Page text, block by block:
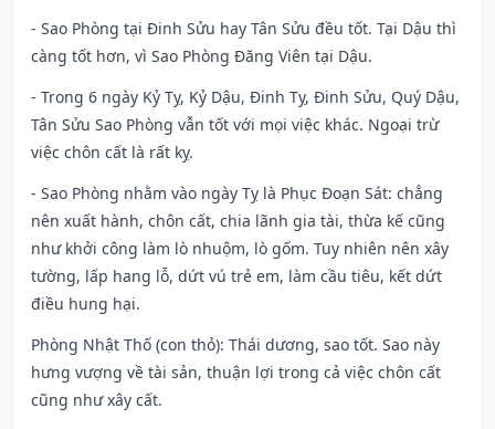
- Sao Phòng tại Đinh Sửu hay Tân Sửu đều tốt. Tại Dậu thì
càng tốt hơn, vì Sao Phòng Đăng Viên tại Dậu.
- Trong 6 ngày Kỷ Tỵ, Kỷ Dậu, Đinh Tỵ, Đinh Sửu, Quý Dậu,
Tân Sửu Sao Phòng vẫn tốt với mọi việc khác. Ngoại trừ
việc chôn cất là rất kỵ.
- Sao Phòng nhằm vào ngày Tỵ là Phục Đoạn Sát: chẳng
nên xuất hành, chôn cất, chia lãnh gia tài, thừa kế cũng
như khởi công làm lò nhuộm, lò gốm. Tuy nhiên nên xây
tường, lấp hang lỗ, dứt vú trẻ em, làm cầu tiêu, kết dứt
điều hung hại.
Phòng Nhật Thố (con thỏ): Thái dương, sao tốt. Sao này
hưng vượng về tài sản, thuận lợi trong cả việc chôn cất
cũng như xây cất.